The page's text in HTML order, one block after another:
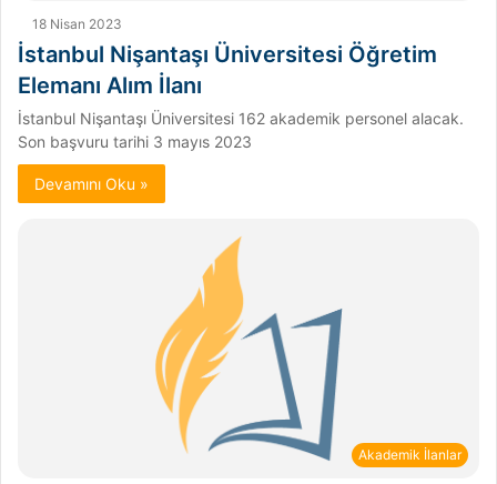
18 Nisan 2023
İstanbul Nişantaşı Üniversitesi Öğretim
Elemanı Alım İlanı
İstanbul Nişantaşı Üniversitesi 162 akademik personel alacak.
Son başvuru tarihi 3 mayıs 2023
Devamını Oku »
Akademik İlanlar